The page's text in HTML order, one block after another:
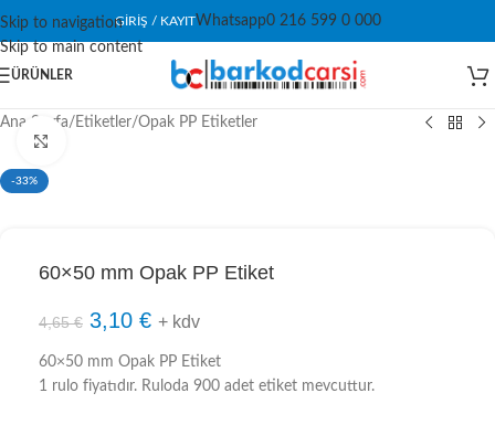
Skip to navigation
Skip to main content
GIRIŞ / KAYITWhatsapp0 216 599 0 000
ÜRÜNLER
Ana Sayfa/ Etiketler/Opak PP Etiketler
-33%
60×50 mm Opak PP Etiket
4,65€ 3,10 € + kdv
60×50 mm Opak PP Etiket
1 rulo fiyatıdır. Ruloda 900 adet etiket mevcuttur.